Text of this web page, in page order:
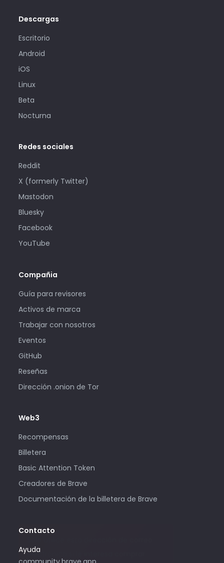
Descargas
Escritorio
Android
iOS
Linux
Beta
Nocturna
Redes sociales
Reddit
X (formerly Twitter)
Mastodon
Bluesky
Facebook
YouTube
Compañia
Guía para revisores
Activos de marca
Trabajar con nosotros
Eventos
GitHub
Reseñas
Dirección .onion de Tor
Web3
Recompensas
Billetera
Basic Attention Token
Creadores de Brave
Documentación de la billetera de Brave
Contacto
Ayuda
electrónico si le interesa comprar